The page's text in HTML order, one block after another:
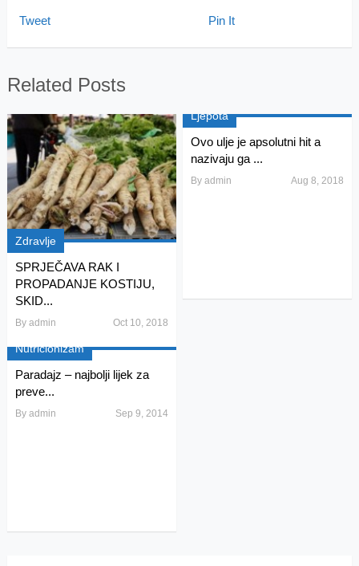
Tweet Pin It
Related Posts
Zdravlje
SPRJEČAVA RAK I
PROPADANJE KOSTIJU,
SKID...
By admin Oct 10, 2018
Ljepota
Ovo ulje je apsolutni hit a
nazivaju ga ...
Byadmin Aug 8, 2018
Nutricionizam
Paradajz – najbolji lijek za
preve...
By admin Sep 9, 2014